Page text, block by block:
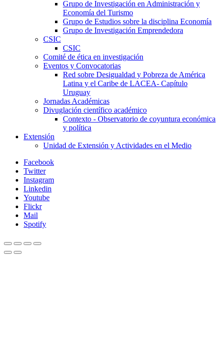
Grupo de Investigación en Administración y
Economía del Turismo
Grupo de Estudios sobre la disciplina Economía
Grupo de Investigación Emprendedora
CSIC
CSIC
Comité de ética en investigación
Eventos y Convocatorias
Red sobre Desigualdad y Pobreza de América
Latina y el Caribe de LACEA- Capítulo
Uruguay
Jornadas Académicas
Divuglación científico académico
Contexto - Observatorio de coyuntura económica
y política
Extensión
Unidad de Extensión y Actividades en el Medio
Facebook
Twitter
Instagram
Linkedin
Youtube
Flickr
Mail
Spotify